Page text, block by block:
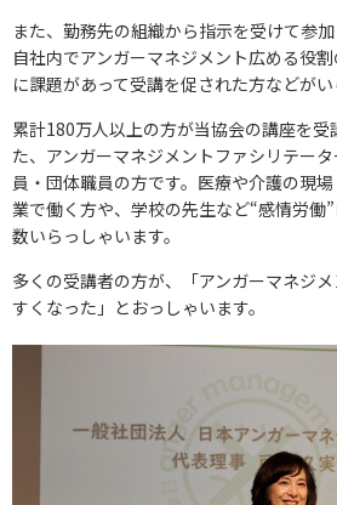
また、勤務先の組織から指示を受けて参加
自社内でアンガーマネジメント広める役
に課題があって受講を促された方などがい
累計180万人以上の方が当協会の講座を受
た、アンガーマネジメントファシリテー
員・団体職員の方です。医療や介護の現
業で働く方や、学校の先生など“感情労働
数いらっしゃいます。
多くの受講者の方が、「アンガーマネジ
すくなった」とおっしゃいます。